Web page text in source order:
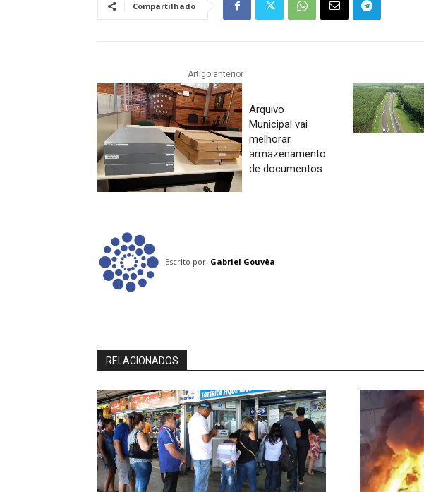
Compartilhado
Artigo anterior
Arquivo
Municipal vai
melhorar
armazenamento
de documentos
Escrito por: Gabriel Gouvêa
RELACIONADOS